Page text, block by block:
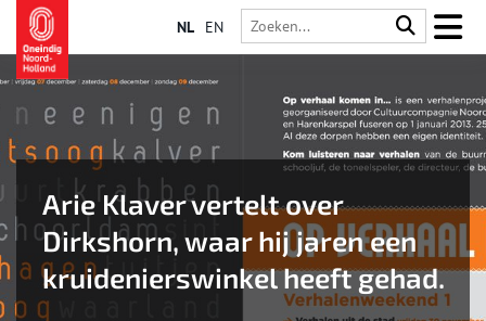
NL EN
Arie Klaver vertelt over
Dirkshorn, waar hij jaren een
kruidenierswinkel heeft gehad.